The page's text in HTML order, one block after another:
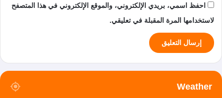
احفظ اسمي، بريدي الإلكتروني، والموقع الإلكتروني في هذا المتصفح
لاستخدامها المرة المقبلة في تعليقي.
Weather